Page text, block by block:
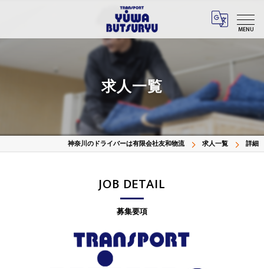
MENU
求人一覧
神奈川のドライバーは有限会社友和物流 求人一覧 詳細
募集要項
JOB DETAIL